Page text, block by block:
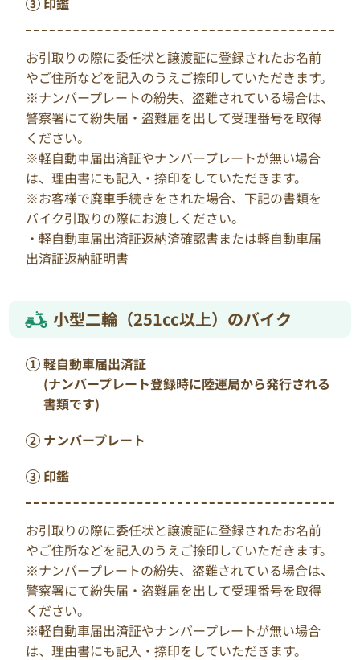
お引取りの際に委任状と譲渡証に登録されたお名前
やご住所などを記入のうえご捺印していただきます。
※ナンバープレートの紛失、盗難されている場合は、
警察署にて紛失届・盗難届を出して受理番号を取得
ください。
※軽自動車届出済証やナンバープレートが無い場合
は、理由書にも記入・捺印をしていただきます。
※お客様で廃車手続きをされた場合、下記の書類を
バイク引取りの際にお渡しください。
・軽自動車届出済証返納済確認書または軽自動車届
出済証返納証明書
小型二輪（251cc以上）のバイク
軽自動車届出済証
(ナンバープレート登録時に陸運局から発行される
書類です)
ナンバープレート
印鑑
お引取りの際に委任状と譲渡証に登録されたお名前
やご住所などを記入のうえご捺印していただきます。
※ナンバープレートの紛失、盗難されている場合は、
警察署にて紛失届・盗難届を出して受理番号を取得
ください。
※軽自動車届出済証やナンバープレートが無い場合
は、理由書にも記入・捺印をしていただきます。